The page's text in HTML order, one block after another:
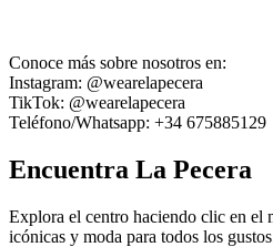
Conoce más sobre nosotros en:
Instagram: @wearelapecera
TikTok: @wearelapecera
Teléfono/Whatsapp: +34 675885129
Encuentra La Pecera
Explora el centro haciendo clic en el
icónicas y moda para todos los